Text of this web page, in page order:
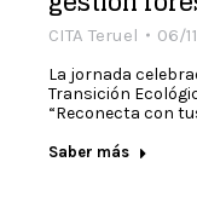
CITA Teruel 06/
La jornada
Transición
“Reconecta con
Saber más